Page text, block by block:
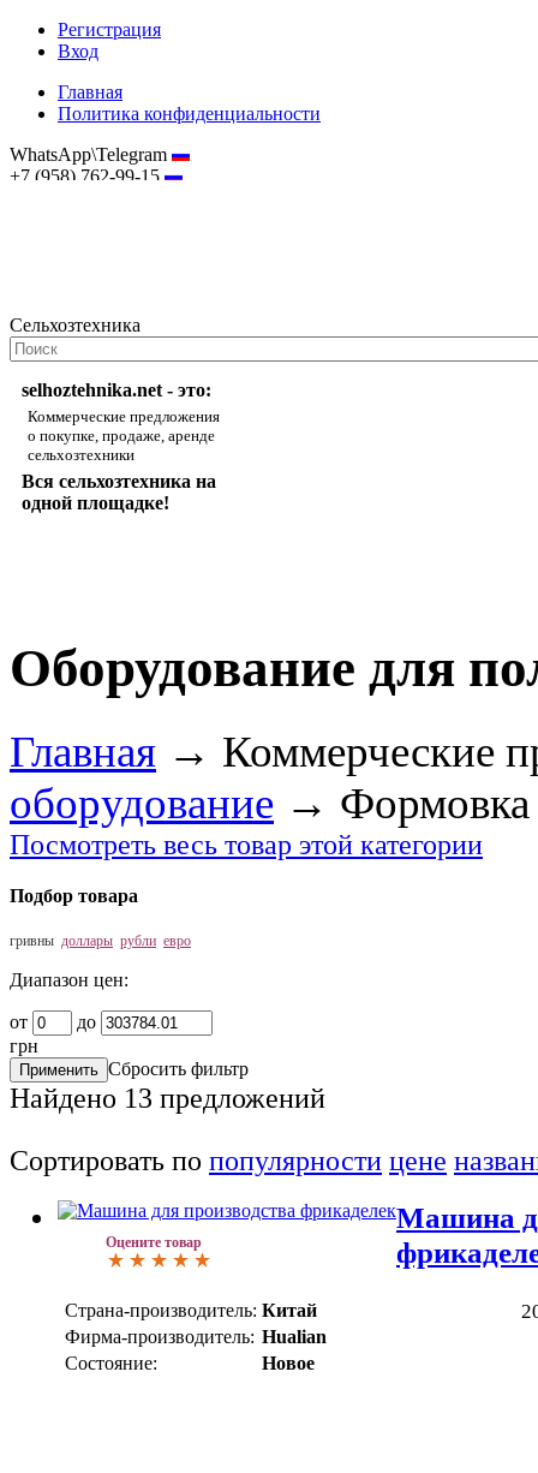
Регистрация
Вход
Главная
Политика конфиденциальности
WhatsApp\Telegram
+7 (958) 762-99-15
Сельхозтехника
selhoztehnika.net - это:
Коммерческие предложения
о покупке, продаже, аренде
сельхозтехники
Вся сельхозтехника на
одной площадке!
Оборудование для
Главная → Коммерческие
оборудование → Формовка
Посмотреть весь товар этой категории
Подбор товара
гривны доллары рубли евро
Диапазон цен:
от
до
грн
Сбросить фильтр
Найдено 13 предложений
Сортировать по популярности цене
Оцените товар
Машина
Страна-производитель: Китай
Фирма-производитель: Hualian
Состояние:
Новое